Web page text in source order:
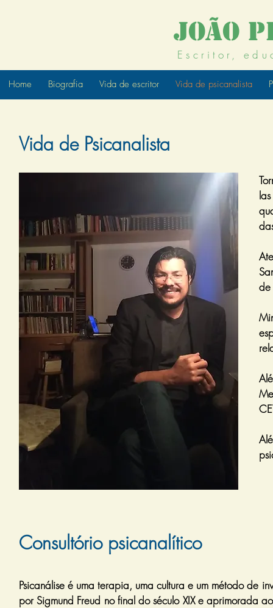
João
Escritor,
Home Biografia Vida de escritor Vida de psicanalista
Vida de Psicanalista
de
Consultório psicanalítico
Psicanálise é uma terapia, uma cultura e um método de
por Sigmund Freud no final do século XIX e aprimorada